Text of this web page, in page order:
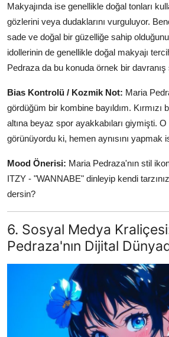
Makyajında ise genellikle doğal tonları
gözlerini veya dudaklarını vurguluyor.
sade ve doğal bir güzelliğe sahip
idollerinin de genellikle doğal makyajı
Pedraza da bu konuda örnek bir davranış
Bias Kontrolü / Kozmik Not: Maria
gördüğüm bir kombine bayıldım.
altına beyaz spor ayakkabıları giymişti.
görünüyordu ki, hemen aynısını yapmak
Mood Önerisi: Maria Pedraza'nın stil
ITZY - "WANNABE" dinleyip kendi
dersin?
6. Sosyal Medya
Pedraza'nın Dijital